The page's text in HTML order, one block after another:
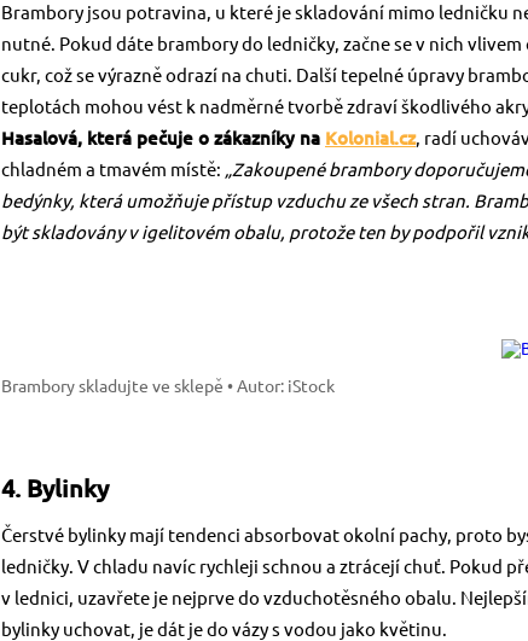
Brambory jsou potravina, u které je skladování mimo ledničku
nutné. Pokud dáte brambory do ledničky, začne se v nich
cukr, což se výrazně odrazí na chuti. Další tepelné úpravy
teplotách mohou vést k nadměrné tvorbě zdraví škodlivého
Hasalová, která pečuje o zákazníky na Kolonial.cz, radí
chladném a tmavém místě: „Zakoupené brambory
bedýnky, která umožňuje přístup vzduchu ze všech stran.
být skladovány v igelitovém obalu, protože ten by podpořil
Brambory skladujte ve sklepě • Autor: iStock
4. Bylinky
Čerstvé bylinky mají tendenci absorbovat okolní pachy, proto
ledničky. V chladu navíc rychleji schnou a ztrácejí chuť. Pokud
v lednici, uzavřete je nejprve do vzduchotěsného obalu.
bylinky uchovat, je dát je do vázy s vodou jako květinu.